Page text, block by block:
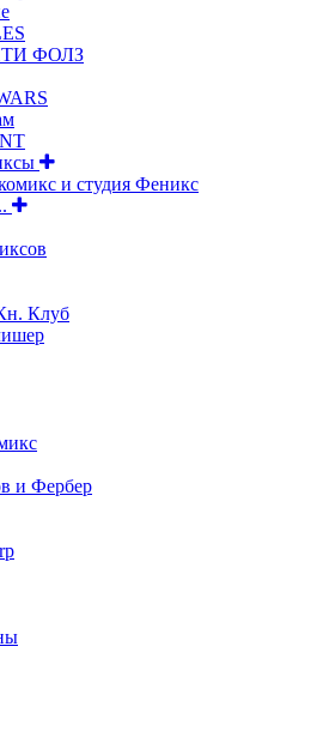
ФОЛЗ
и студия Феникс
Клуб
и Фербер